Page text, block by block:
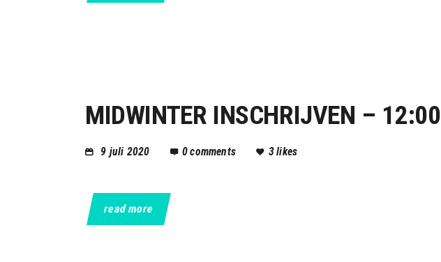
MIDWINTER INSCHRIJVEN – 12:00
9 juli 2020 0comments 3likes
read more